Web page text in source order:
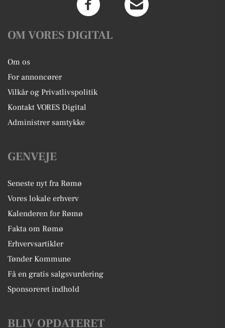
OM VORES DIGITAL
Om os
For annoncører
Vilkår og Privatlivspolitik
Kontakt VORES Digital
Administrer samtykke
GENVEJE
Seneste nyt fra Rømø
Vores lokale erhverv
Kalenderen for Rømø
Fakta om Rømø
Erhvervsartikler
Tønder Kommune
Få en gratis salgsvurdering
Sponsoreret indhold
BLIV OPDATERET